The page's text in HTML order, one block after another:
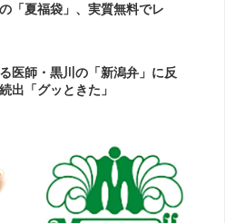
「夏福袋」、実質無料でレ
医師・黒川の「新潟弁」に反
出「グッときた」